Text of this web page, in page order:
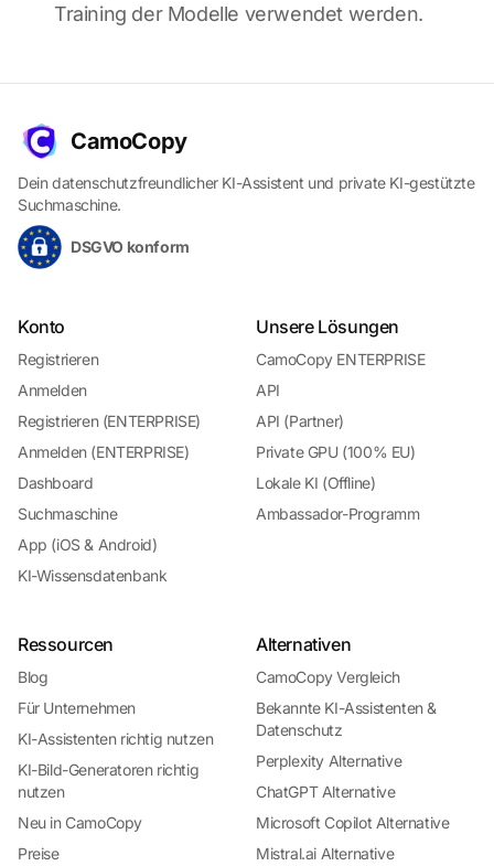
Training der Modelle verwendet werden.
CamoCopy
Dein datenschutzfreundlicher KI-Assistent und private KI-gestützte
Suchmaschine.
DSGVO konform
Konto
Registrieren
Anmelden
Registrieren (ENTERPRISE)
Anmelden (ENTERPRISE)
Dashboard
Suchmaschine
App (iOS & Android)
KI-Wissensdatenbank
Unsere Lösungen
CamoCopy ENTERPRISE
API
API (Partner)
Private GPU (100% EU)
Lokale KI (Offline)
Ambassador-Programm
Ressourcen
Blog
Für Unternehmen
KI-Assistenten richtig nutzen
KI-Bild-Generatoren richtig
nutzen
Neu in CamoCopy
Preise
Alternativen
CamoCopy Vergleich
Bekannte KI-Assistenten &
Datenschutz
Perplexity Alternative
ChatGPT Alternative
Microsoft Copilot Alternative
Mistral.ai Alternative